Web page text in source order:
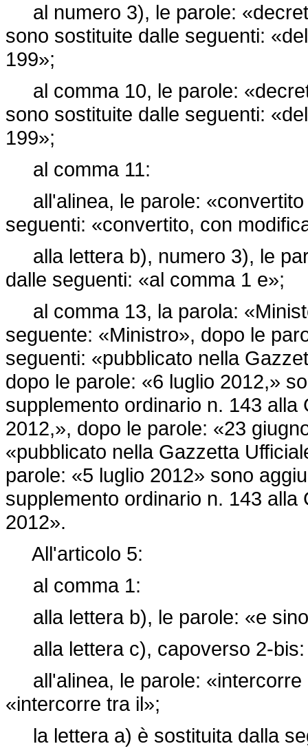
al numero 3), le parole: «
sono sostituite dalle seguenti:
199»;
al comma 10, le parole: «
sono sostituite dalle seguenti:
199»;
al comma 11:
all'alinea, le parole: «convertito
seguenti: «convertito, con
alla lettera b), numero 3), le
dalle seguenti: «al comma 1 e»;
al comma 13, la parola:
seguente: «Ministro», dopo le
seguenti: «pubblicato nella
dopo le parole: «6 luglio 2012,»
supplemento ordinario n. 143
2012,», dopo le parole: «23
«pubblicato nella Gazzetta
parole: «5 luglio 2012» sono
supplemento ordinario n. 143
2012».
All'articolo 5:
al comma 1:
alla lettera b), le parole: «e
alla lettera c), capoverso 2-bis:
all'alinea, le parole: «intercorre
«intercorre tra il»;
la lettera a) è sostituita dalla